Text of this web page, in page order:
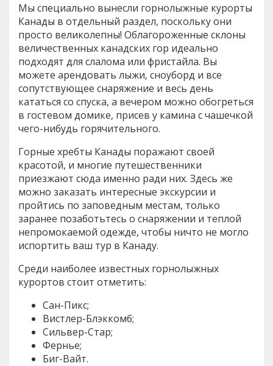
Мы специально вынесли горнолыжные курорты
Канады в отдельный раздел, поскольку они
просто великолепны! Облагороженные склоны
величественных канадских гор идеально
подходят для слалома или фристайла. Вы
можете арендовать лыжи, сноуборд и все
сопутствующее снаряжение и весь день
кататься со спуска, а вечером можно обогреться
в гостевом домике, присев у камина с чашечкой
чего-нибудь горячительного.
Горные хребты Канады поражают своей
красотой, и многие путешественники
приезжают сюда именно ради них. Здесь же
можно заказать интересные экскурсии и
пройтись по заповедным местам, только
заранее позаботьтесь о снаряжении и теплой
непромокаемой одежде, чтобы ничто не могло
испортить ваш тур в Канаду.
Среди наиболее известных горнолыжных
курортов стоит отметить:
Сан-Пикс;
Вистлер-Блэккомб;
Сильвер-Стар;
Фернье;
Биг-Вайт.